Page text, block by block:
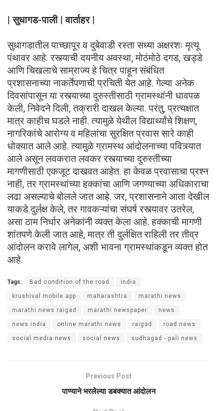
| सुधागड-पाली | वार्ताहर |
सुधागडातील पाच्छापूर व दुबेवाडी रस्ता सध्या अक्षरशः मृत्यू
पंथावर आहे. रस्त्याची दयनीय अवस्था, मोठंमोठे दगड, खड्डे
आणि चिखलाचे साम्राज्य हे चित्र पाहून संबंधित
प्रशासनाच्या नाकर्तेपणाची प्रचिती येत आहे. गेल्या अनेक
दिवसांपासून या रस्त्याच्या दुरुस्तीसाठी ग्रामस्थांनी धावपळ
केली, निवेदने दिली, तक्रारी दाखल केल्या. परंतु, प्रत्यक्षात
मात्र काहीच घडले नाही. त्यामुळे येथील विद्यार्थ्यांचे शिक्षण,
नागरिकांचे आरोग्य व महिलांचा सुरक्षित प्रवास सारे काही
धोक्यात आले आहे. त्यामुळे ग्रामस्थ आंदोलनाच्या पवित्र्यात
आले असून लवकरात लवकर रस्त्याच्या दुरुस्तीच्या
मागणीसाठी एकजूट दाखवत आहेत. हा केवळ प्रवासाचा प्रश्न
नाही, तर ग्रामस्थांच्या हक्कांचा आणि जगण्याच्या अधिकाराचा
लढा असल्याचे बोलले जात आहे. जर, प्रशासनाने आता देखील
याकडे दुर्लक्ष केले, तर गावकऱ्यांचा संघर्ष रस्त्यावर उतरेल,
असा ठाम निर्धार अनेकांनी व्यक्त केला आहे. हक्काची मागणी
शांतपणे केली जात आहे, मात्र ती दुर्लक्षित राहिली तर तीव्र
आंदोलन करावे लागेल, अशी भावना ग्रामस्थांकडून व्यक्त होत
आहे.
Tags: Bad condition of the road india
krushival mobile app maharashtra marathi news
marathi news raigad marathi newspaper news
news india online marathi news raigad road news
social media news social news sudhagad - pali news
Previous Post
पाण्याने भरलेल्या डबक्यात आंदोलन